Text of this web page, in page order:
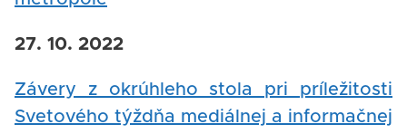
27. 10. 2022
Závery z okrúhleho stola pri príležitosti
Svetového týždňa mediálnej a informačnej